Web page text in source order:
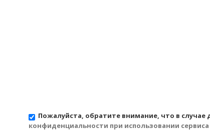
Пожалуйста, обратите внимание, что в
конфиденциальности при использовании